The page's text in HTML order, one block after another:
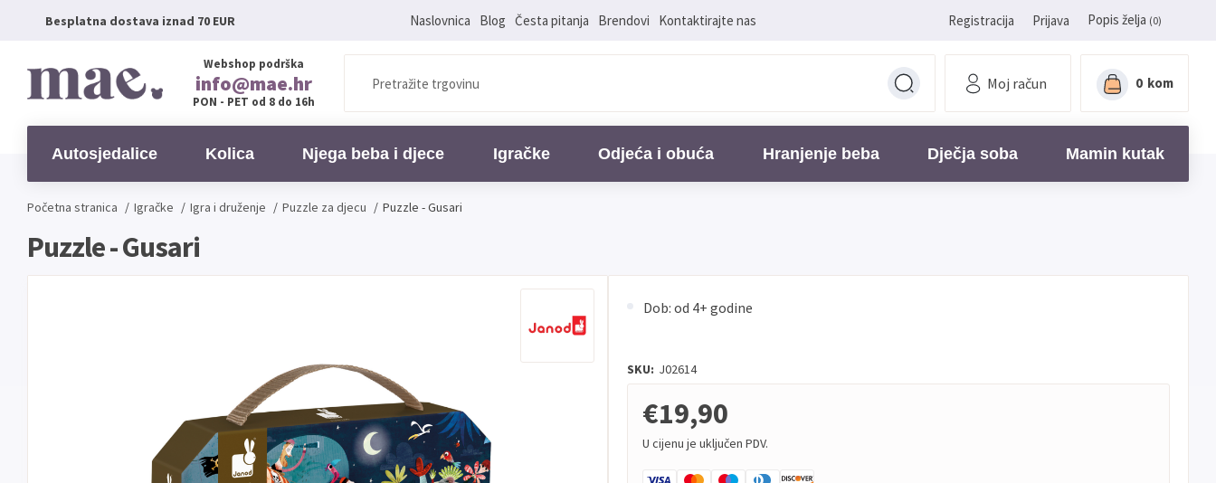
Besplatna dostava iznad 70 EUR Naslovnica Blog Česta pitanja Brendovi Kontaktirajte nas Registracija Prijava Popis želja (0)
Webshop podrška
info@mae.hr
PON - PET od 8 do 16h
Moj račun 0 kom
Autosjedalice Kolica Njega beba i djece Igračke Odjeća i obuća Hranjenje beba Dječja soba Mamin kutak
Početna stranica / Igračke / Igra i druženje / Puzzle za djecu / Puzzle - Gusari
Puzzle - Gusari
Dob: od 4+ godine
SKU: J02614
€19,90
U cijenu je uključen PDV.